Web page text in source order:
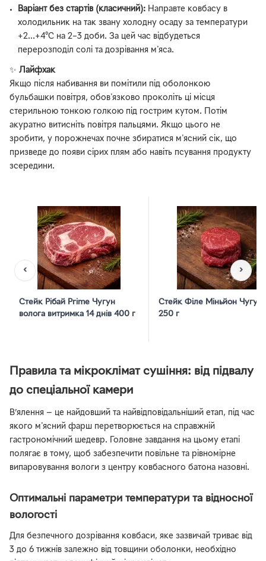
Варіант без стартів (класичний): Направте ковбасу в
холодильник на так звану холодну осаду за температури
+2...+4°C на 2–3 доби. За цей час відбудеться
перерозподіл солі та дозрівання м'яса.
✨ Лайфхак
Якщо після набивання ви помітили під оболонкою
бульбашки повітря, обов'язково проколіть ці місця
стерильною тонкою голкою під гострим кутом. Потім
акуратно витисніть повітря пальцями. Якщо цього не
зробити, у порожнечах почне збиратися м'ясний сік, що
призведе до появи сірих плям або навіть псування продукту
зсередини.
‹
Стейк Рібай Prime Чугун
волога витримка 14 днів 400 г
Стейк Філе Міньйон Чугун
250 г
›
Правила та мікроклімат сушіння: від підвалу
до спеціальної камери
В’ялення — це найдовший та найвідповідальніший етап, під час
якого м'ясний фарш перетворюється на справжній
гастрономічний шедевр. Головне завдання на цьому етапі
полягає в тому, щоб забезпечити повільне та рівномірне
випаровування вологи з центру ковбасного батона назовні.
Оптимальні параметри температури та відносної
вологості
Для безпечного дозрівання ковбаси, яке зазвичай триває від
3 до 6 тижнів залежно від товщини оболонки, необхідно